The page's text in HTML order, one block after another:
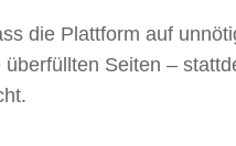
die Plattform auf
Seiten –